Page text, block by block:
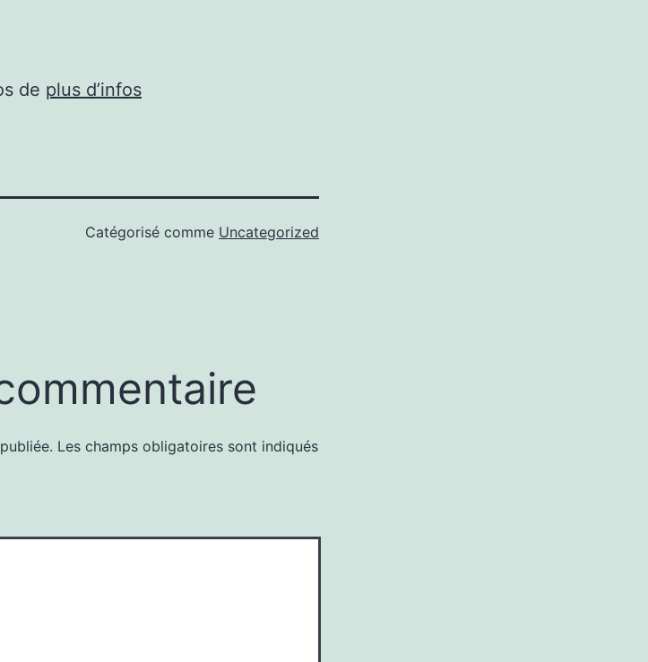
de plus d’infos
Catégorisé comme Uncategorized
Les champs obligatoires sont indiqués